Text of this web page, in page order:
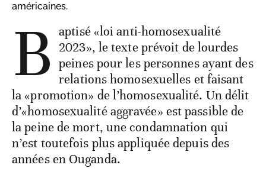
américaines.
B aptisé «loi anti-homosexualité
2023», le texte prévoit de lourdes
peines pour les personnes ayant des
relations homosexuelles et faisant
la «promotion» de l’homosexualité. Un délit
d’«homosexualité aggravée» est passible de
la peine de mort, une condamnation qui
n’est toutefois plus appliquée depuis des
années en Ouganda.